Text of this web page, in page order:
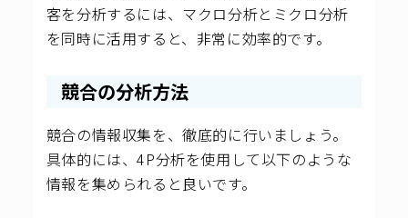
客を分析するには、マクロ分析とミクロ分析
を同時に活用すると、非常に効率的です。
競合の分析方法
競合の情報収集を、徹底的に行いましょう。
具体的には、4P分析を使用して以下のような
情報を集められると良いです。